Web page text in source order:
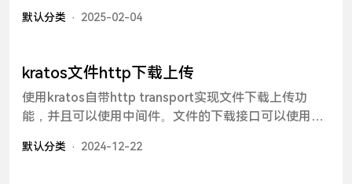
default.htm default.html; proxy_set_header Host
$host; proxy_set_header X-Forwarded-For
直接在script中new Vue()以达到使用vue的功能，后来
建项目，渐渐忘记了vue最初的模样。经过一段时间摸
索，vue3也能够实现此方法。项目背景给用户一个代码
编辑页面，分别可以编辑template、js和css，然后在
需要展示的地方再对用户编写的组件进行渲染。实现思
路正常开发一个vue网页的流程为，使用cli创建项目、
编写代码、编译最后发布，而编译这一步就会将代码编
默认分类 2025-02-04
kratos文件http下载上传
使用kratos自带http transport实现文件下载上传功
能，并且可以使用中间件。文件的下载接口可以使用
采用不定义在proto中定义，自行在server中实现。为什
默认分类 2024-12-22